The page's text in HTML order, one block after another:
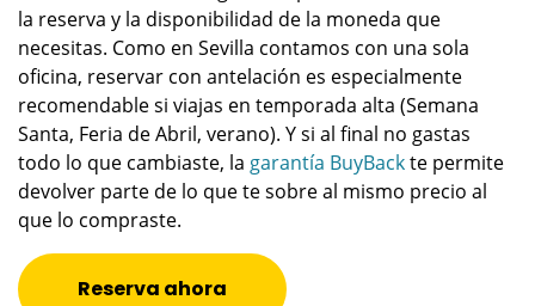
la reserva y la disponibilidad de la moneda que
necesitas. Como en Sevilla contamos con una sola
oficina, reservar con antelación es especialmente
recomendable si viajas en temporada alta (Semana
Santa, Feria de Abril, verano). Y si al final no gastas
todo lo que cambiaste, la garantía BuyBackte permite
devolver parte de lo que te sobre al mismo precio al
que lo compraste.
Reserva ahora